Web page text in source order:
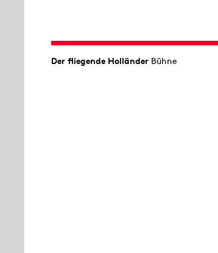
Der fliegende Holländer Bühne